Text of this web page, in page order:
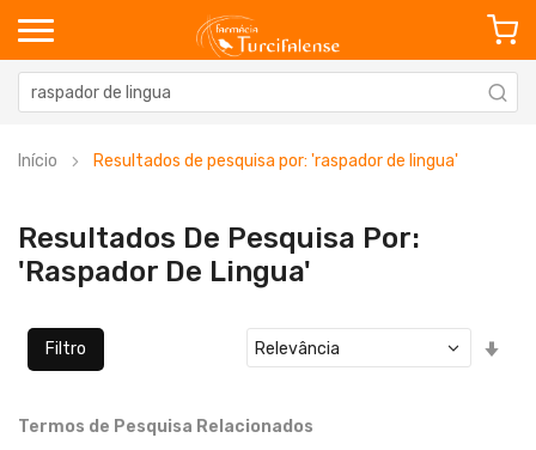
Início Resultados de pesquisa por: 'raspador de lingua'
Resultados De Pesquisa Por:
'raspador De Lingua'
Filtro
Termos de Pesquisa Relacionados